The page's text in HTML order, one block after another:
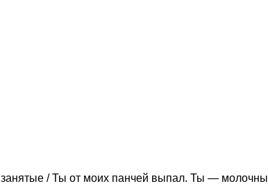
/ Ты от моих панчей выпал. Ты —